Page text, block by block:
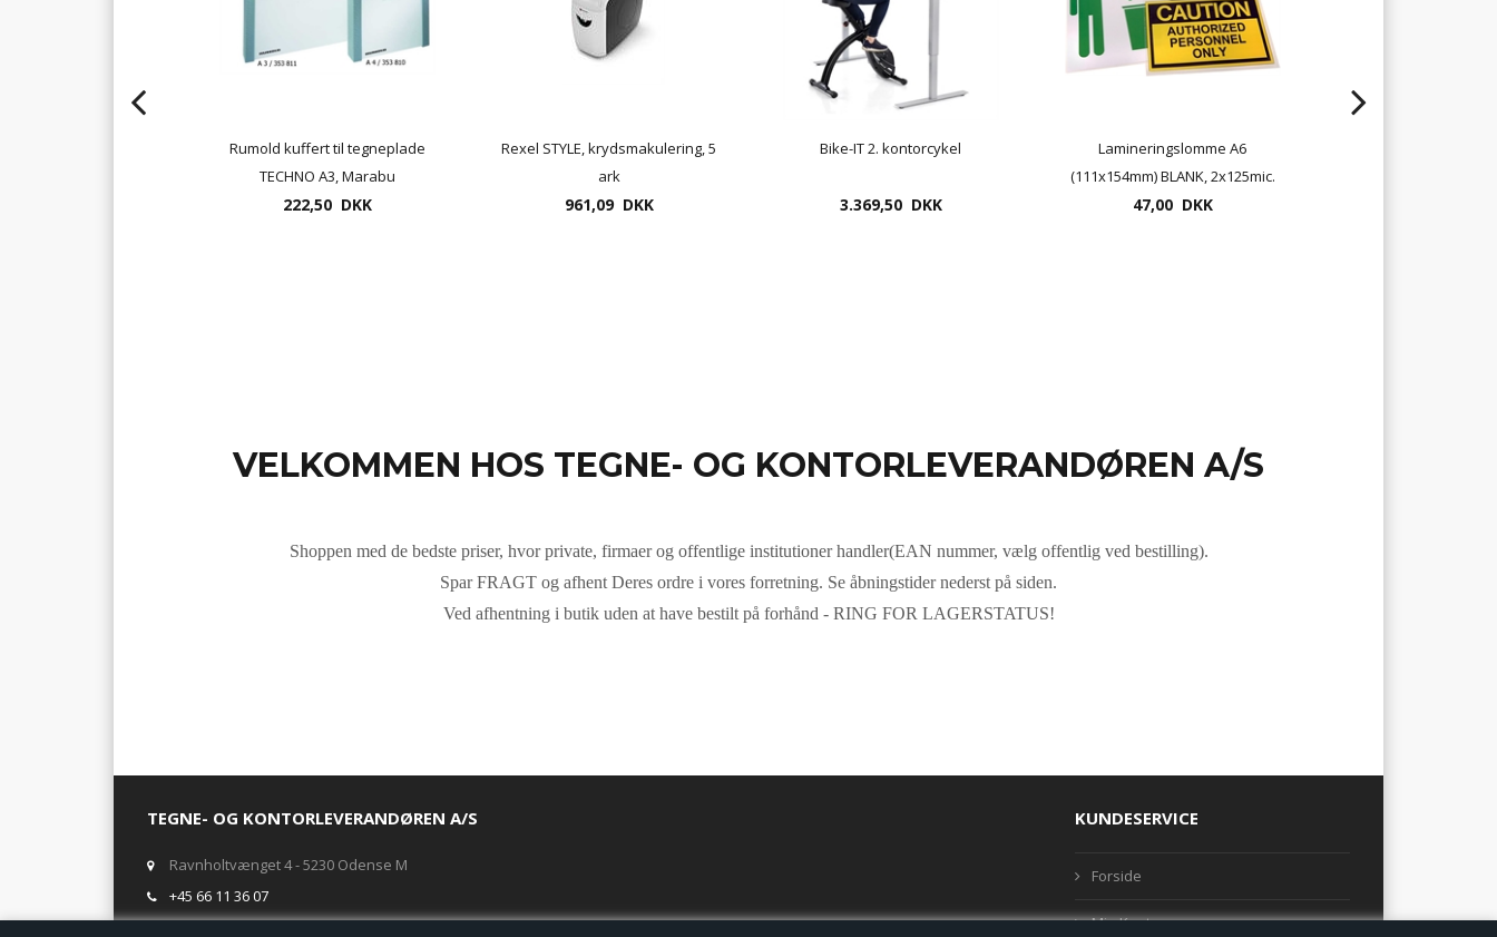
Rumold kuffert til tegneplade
TECHNO A3, Marabu
222,50 DKK
Rexel STYLE, krydsmakulering, 5
ark
961,09 DKK
Bike-IT 2. kontorcykel
3.369,50 DKK
Lamineringslomme A6
(111x154mm) BLANK, 2x125mic.
= 250 micron, 100stk
47,00 DKK
VELKOMMEN HOS TEGNE- OG KONTORLEVERANDØREN A/S
Shoppen med de bedste priser, hvor private, firmaer og offentlige institutionerhandler(EAN nummer, vælg offentlig ved bestilling).
Spar FRAGT og afhent Deres ordre i vores forretning. Se åbningstider nederst på siden.
Ved afhentning i butik uden at have bestilt på forhånd - RING FOR LAGERSTATUS!
TEGNE- OG KONTORLEVERANDØREN A/S
Ravnholtvænget 4 - 5230 Odense M
+45 66 11 36 07
KUNDESERVICE
Forside
Min Konto